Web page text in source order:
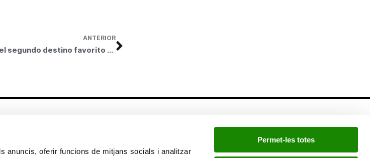
anuncis, oferir funcions de mitjans socials i analitzar
Permet-les totes
ANTERIOR
España es el segundo destino favorito entre los emigrantes colombianos
Si quieres estar a la última, inscríbete a nuestra
newsletter: